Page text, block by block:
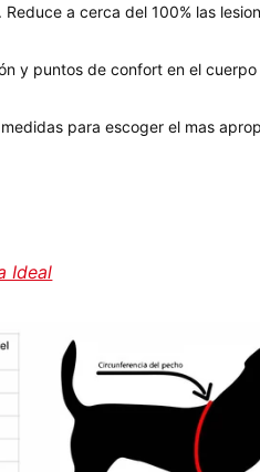
a cerca del 100% las
y puntos de confort en el
para escoger el mas
Ideal